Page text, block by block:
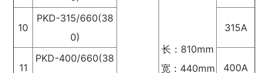
长：810mm
宽：440mm
10
PKD-315/660(38
0)
315A
11
PKD-400/660(38
400A